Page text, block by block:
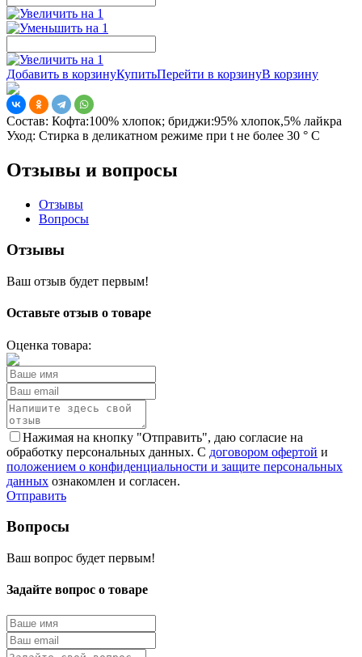
Добавить в корзинуКупитьПерейти в корзинуВ корзину
Состав: Кофта:100% хлопок; бриджи:95% хлопок,5% лайкра
Уход: Стирка в деликатном режиме при t не более 30 ° С
Отзывы и вопросы
Отзывы
Вопросы
Отзывы
Ваш отзыв будет первым!
Оставьте отзыв о товаре
Оценка товара:
Нажимая на кнопку "Отправить", даю согласие на
обработку персональных данных. С договором офертой и
положением о конфиденциальности и защите персональных
данных ознакомлен и согласен.
Отправить
Вопросы
Ваш вопрос будет первым!
Задайте вопрос о товаре